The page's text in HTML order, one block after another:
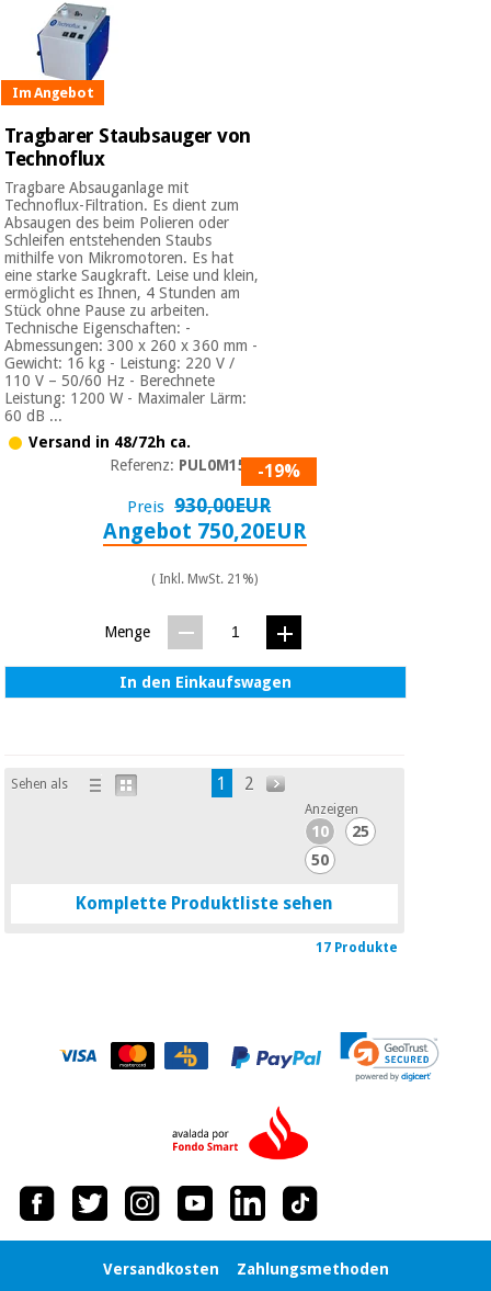
Im Angebot
Tragbarer Staubsauger von
Technoflux
Tragbare Absauganlage mit
Technoflux-Filtration. Es dient zum
Absaugen des beim Polieren oder
Schleifen entstehenden Staubs
mithilfe von Mikromotoren. Es hat
eine starke Saugkraft. Leise und klein,
ermöglicht es Ihnen, 4 Stunden am
Stück ohne Pause zu arbeiten.
Technische Eigenschaften: -
Abmessungen: 300 x 260 x 360 mm -
Gewicht: 16 kg - Leistung: 220 V /
110 V – 50/60 Hz - Berechnete
Leistung: 1200 W - Maximaler Lärm:
60 dB ...
Versand in 48/72h ca.
Referenz: PUL0M1500-19%
Preis 930,00EUR
Angebot 750,20EUR
( Inkl. MwSt. 21%)
Menge
In den Einkaufswagen
Sehen als 1 2
Anzeigen
10
25
50
Komplette Produktliste sehen
17 Produkte
Versandkosten Zahlungsmethoden